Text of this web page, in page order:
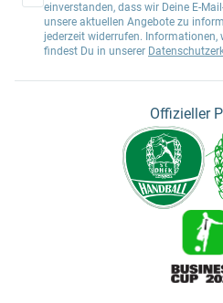
einverstanden, dass wir Deine E-
unsere aktuellen Angebote zu
jederzeit widerrufen. Informationen,
findest Du in unserer
Offizieller